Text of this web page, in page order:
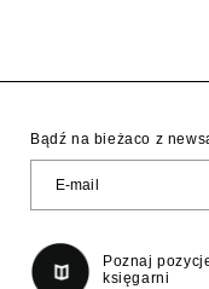
Bądź na bieżaco z
Poznaj
księgarni